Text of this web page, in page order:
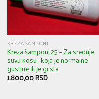
KREZA ŠAMPONI
Kreza šamponi 25 – Za srednje
suvu kosu , koja je normalne
gustine ili je gusta
1.800,00RSD